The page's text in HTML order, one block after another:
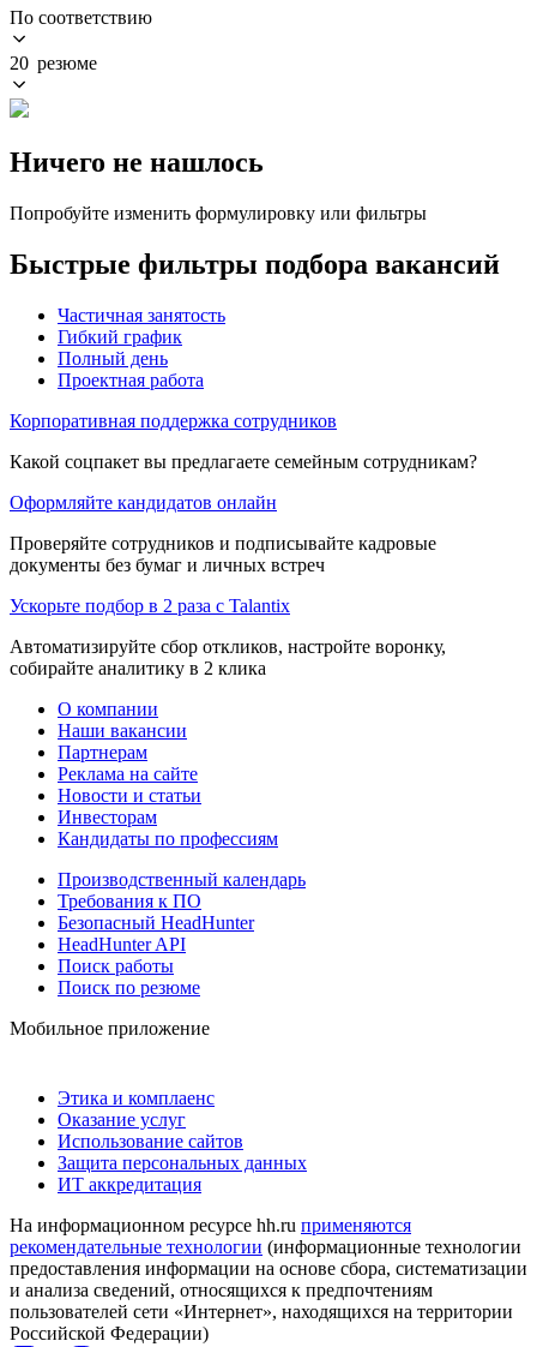
По соответствию
20 резюме
Ничего не нашлось
Попробуйте изменить формулировку или фильтры
Быстрые фильтры подбора вакансий
Частичная занятость
Гибкий график
Полный день
Проектная работа
Корпоративная поддержка сотрудников
Какой соцпакет вы предлагаете семейным сотрудникам?
Оформляйте кандидатов онлайн
Проверяйте сотрудников и подписывайте кадровые
документы без бумаг и личных встреч
Ускорьте подбор в 2 раза с Talantix
Автоматизируйте сбор откликов, настройте воронку,
собирайте аналитику в 2 клика
О компании
Наши вакансии
Партнерам
Реклама на сайте
Новости и статьи
Инвесторам
Кандидаты по профессиям
Производственный календарь
Требования к ПО
Безопасный HeadHunter
HeadHunter API
Поиск работы
Поиск по резюме
Мобильное приложение
Этика и комплаенс
Оказание услуг
Использование сайтов
Защита персональных данных
ИТ аккредитация
На информационном ресурсе hh.ru применяются
рекомендательные технологии (информационные технологии
предоставления информации на основе сбора, систематизации
и анализа сведений, относящихся к предпочтениям
пользователей сети «Интернет», находящихся на территории
Российской Федерации)